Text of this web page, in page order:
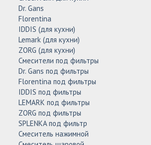
Dr. Gans
Florentina
IDDIS (для кухни)
Lemark (для кухни)
ZORG (для кухни)
Смесители под фильтры
Dr. Gans под фильтры
Florentina под фильтры
IDDIS под фильтры
LEMARK под фильтры
ZORG под фильтры
SPLENKA под фильтр
Смеситель нажимной